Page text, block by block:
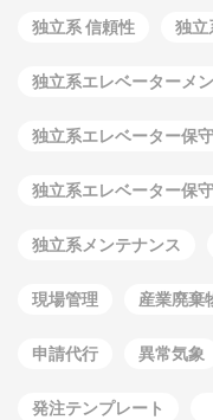
独立系 信頼性 独立
独立系エレベーターメ
独立系エレベーター保守
独立系エレベーター保
独立系メンテナンス
現場管理 産業廃棄
申請代行 異常気象
発注テンプレート